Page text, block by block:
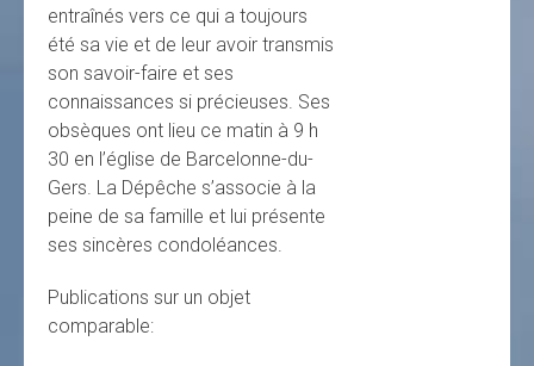
entraînés vers ce qui a toujours
été sa vie et de leur avoir transmis
son savoir-faire et ses
connaissances si précieuses. Ses
obsèques ont lieu ce matin à 9 h
30 en l’église de Barcelonne-du-
Gers. La Dépêche s’associe à la
peine de sa famille et lui présente
ses sincères condoléances.
Publications sur un objet
comparable: